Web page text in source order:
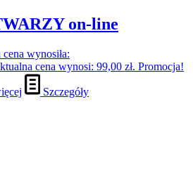
on-line
wynosiła:
cena wynosi: 99,00 zł. Promocja!
Szczegóły